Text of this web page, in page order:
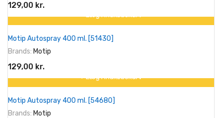
129,00 kr.
På tilbud!
+ Læg I Indkøbskurv
Motip Autospray 400 ml. [51430]
Brands: Motip
129,00 kr.
På tilbud!
+ Læg I Indkøbskurv
Motip Autospray 400 ml. [54680]
Brands: Motip